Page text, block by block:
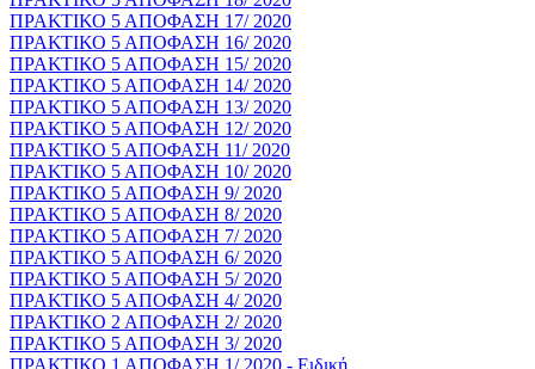
ΠΡΑΚΤΙΚΟ 5 ΑΠΟΦΑΣΗ 17/ 2020
ΠΡΑΚΤΙΚΟ 5 ΑΠΟΦΑΣΗ 16/ 2020
ΠΡΑΚΤΙΚΟ 5 ΑΠΟΦΑΣΗ 15/ 2020
ΠΡΑΚΤΙΚΟ 5 ΑΠΟΦΑΣΗ 14/ 2020
ΠΡΑΚΤΙΚΟ 5 ΑΠΟΦΑΣΗ 13/ 2020
ΠΡΑΚΤΙΚΟ 5 ΑΠΟΦΑΣΗ 12/ 2020
ΠΡΑΚΤΙΚΟ 5 ΑΠΟΦΑΣΗ 11/ 2020
ΠΡΑΚΤΙΚΟ 5 ΑΠΟΦΑΣΗ 10/ 2020
ΠΡΑΚΤΙΚΟ 5 ΑΠΟΦΑΣΗ 9/ 2020
ΠΡΑΚΤΙΚΟ 5 ΑΠΟΦΑΣΗ 8/ 2020
ΠΡΑΚΤΙΚΟ 5 ΑΠΟΦΑΣΗ 7/ 2020
ΠΡΑΚΤΙΚΟ 5 ΑΠΟΦΑΣΗ 6/ 2020
ΠΡΑΚΤΙΚΟ 5 ΑΠΟΦΑΣΗ 5/ 2020
ΠΡΑΚΤΙΚΟ 5 ΑΠΟΦΑΣΗ 4/ 2020
ΠΡΑΚΤΙΚΟ 2 ΑΠΟΦΑΣΗ 2/ 2020
ΠΡΑΚΤΙΚΟ 5 ΑΠΟΦΑΣΗ 3/ 2020
ΠΡΑΚΤΙΚΟ 1 ΑΠΟΦΑΣΗ 1/ 2020 - Ειδική